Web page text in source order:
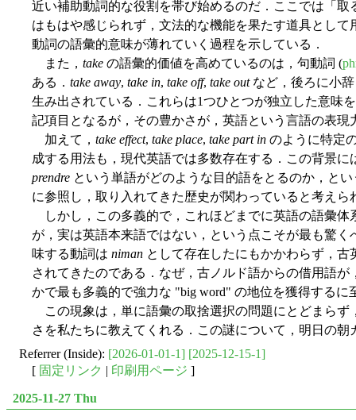
近い補助動詞的な役割を帯び始めるのだ．ここでは「
はもはや感じられず，文法的な機能を果たす道具とし
動詞の語彙的意味が薄れていく過程を示している．
また， take の語彙的価値を高めているのは，句動詞 (
ある． take away, take in, take off, take outなど，後ろに小辞
生み出されている．これらは1つひとつが独立した意味
記項目となるが，その豊かさが，英語という言語の表現
加えて， take effect, take place, take part in のように特定
成する用法も，現代英語では多数存在する．この背景
prendre という単語がどのような目的語をとるのか，と
に参照し，取り入れてきた歴史が関わっていると考えら
しかし，この多義的で，これほどまでに英語の語彙
が，実は英語本来語ではない，という点こそが最も驚
味する動詞は niman として存在したにもかかわらず，
されてきたのである．なぜ，古ノルド語からの借用語
かで最も多義的で強力な "big word" の地位を獲得するに
この現象は，単に語彙の取捨選択の問題にとどまらず
さを私たちに教えてくれる．この謎について，明日の
Referrer (Inside): [2026-01-01-1] [2025-12-15-1]
[ 固定リンク | 印刷用ページ ]
2025-11-27 Thu